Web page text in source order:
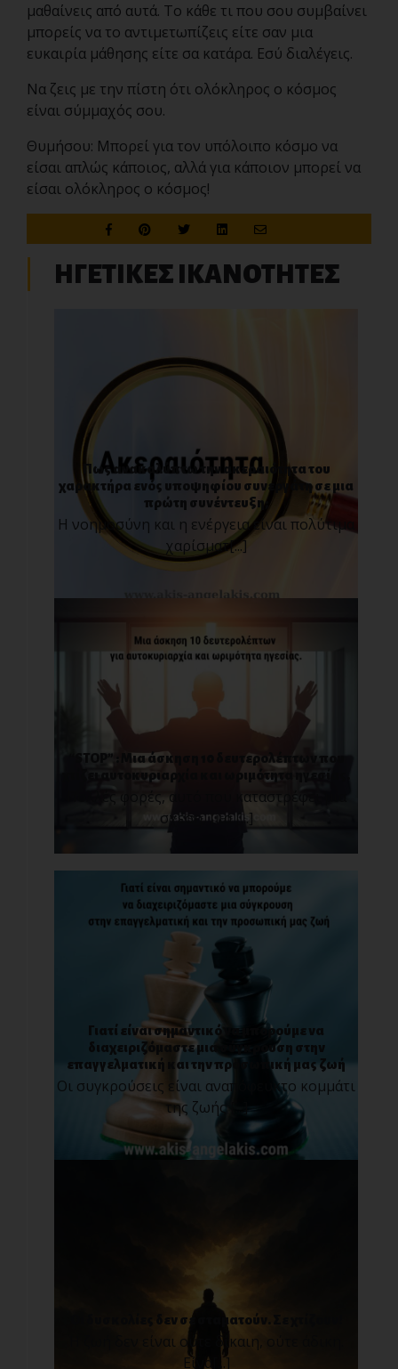
μαθαίνεις από αυτά. Το κάθε τι που σου συμβαίνει
μπορείς να το αντιμετωπίζεις είτε σαν μια
ευκαιρία μάθησης είτε σα κατάρα. Εσύ διαλέγεις.
Να ζεις με την πίστη ότι ολόκληρος ο κόσμος
είναι σύμμαχός σου.
Θυμήσου: Μπορεί για τον υπόλοιπο κόσμο να
είσαι απλώς κάποιος, αλλά για κάποιον μπορεί να
είσαι ολόκληρος ο κόσμος!
ΗΓΕΤΙΚΕΣ ΙΚΑΝΟΤΗΤΕΣ
Πως ανακαλύπτω την ακεραιότητα του
χαρακτήρα ενός υποψηφίου συνεργάτη σε μια
πρώτη συνέντευξη;
Η νοημοσύνη και η ενέργεια είναι πολύτιμα
χαρίσματ[...]
“STOP” : Μια άσκηση 10 δευτερολέπτων που
χτίζει αυτοκυριαρχία και ωριμότητα ηγεσίας.
Πολλές φορές, αυτό που καταστρέφει μια
σχέση, μια [...]
Γιατί είναι σημαντικό να μπορούμε να
διαχειριζόμαστε μια σύγκρουση στην
επαγγελματική και την προσωπική μας ζωή
Οι συγκρούσεις είναι αναπόφευκτο κομμάτι
της ζωής [...]
Οι δυσκολίες δεν σε σταματούν. Σε χτίζουν!
Η ζωή δεν είναι ούτε δίκαιη, ούτε άδικη.
Είνα[...]